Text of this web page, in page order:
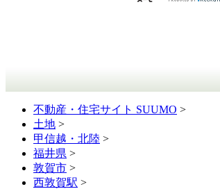
不動産・住宅サイト SUUMO >
土地 >
甲信越・北陸 >
福井県 >
敦賀市 >
西敦賀駅 >